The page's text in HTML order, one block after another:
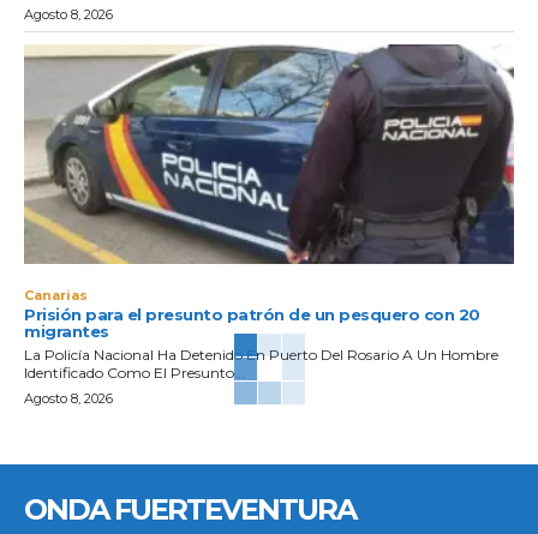
Agosto 8, 2026
Canarias
Prisión para el presunto patrón de un pesquero con 20
migrantes
La Policía Nacional Ha Detenido En Puerto Del Rosario A Un Hombre
Identificado Como El Presunto...
Agosto 8, 2026
ONDA FUERTEVENTURA